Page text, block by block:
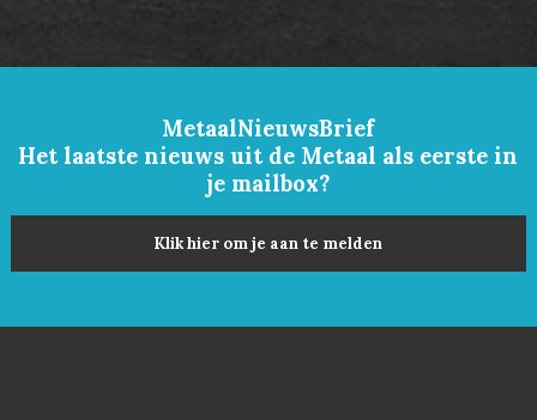
MetaalNieuwsBrief
Het laatste nieuws uit de Metaal als eerste in
je mailbox?
Klik hier om je aan te melden